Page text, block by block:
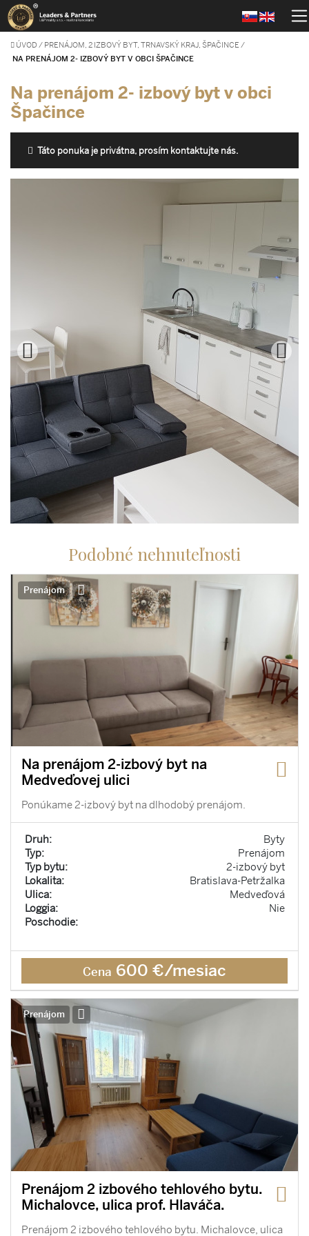
ÚVOD / PRENÁJOM, 2 IZBOVÝ BYT, TRNAVSKÝ KRAJ, ŠPAČINCE /
NA PRENÁJOM 2- IZBOVÝ BYT V OBCI ŠPAČINCE
Na prenájom 2- izbový byt v obci
Špačince
Táto ponuka je privátna, prosím kontaktujte nás.
Podobné nehnuteľnosti
Prenájom
Na prenájom 2-izbový byt na
Medveďovej ulici
Ponúkame 2-izbový byt na dlhodobý prenájom.
Druh:
Byty
Typ:
Prenájom
Typ bytu:
2-izbový byt
Lokalita:
Bratislava-Petržalka
Ulica:
Medveďová
Loggia:
Nie
Poschodie:
Cena 600 €/mesiac
Prenájom
Prenájom 2 izbového tehlového bytu.
Michalovce, ulica prof. Hlaváča.
Prenájom 2 izbového tehlového bytu. Michalovce, ulica